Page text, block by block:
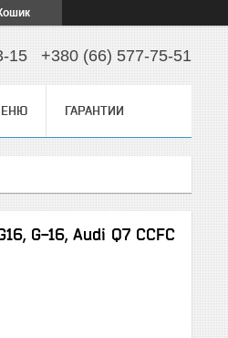
15 +380 (66) 577-75-51
ГАРАНТИИ
G-16, Audi Q7 CCFC